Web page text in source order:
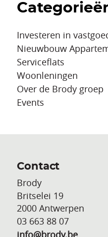
Investeren in
Nieuwbouw
Serviceflats
Woonleningen
Over de Brody groep
Events
Contact
Brody
Britselei 19
2000 Antwerpen
03 663 88 07
info@brody.be